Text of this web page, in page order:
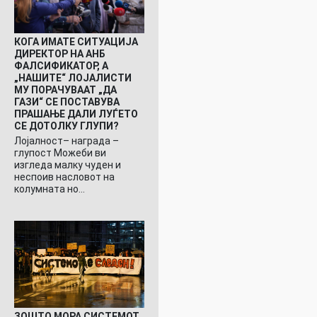
КОГА ИМАТЕ СИТУАЦИЈА
ДИРЕКТОР НА АНБ
ФАЛСИФИКАТОР, А
„НАШИТЕ“ ЛОЈАЛИСТИ
МУ ПОРАЧУВААТ „ДА
ГАЗИ“ СЕ ПОСТАВУВА
ПРАШАЊЕ ДАЛИ ЛУЃЕТО
СЕ ДОТОЛКУ ГЛУПИ?
Лојалност– награда –
глупост Можеби ви
изгледа малку чуден и
неспоив насловот на
колумната но…